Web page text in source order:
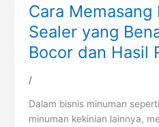
Cara Memasang
Sealer yang
Bocor dan Hasil
/
Dalam bisnis minuman
minuman kekinian lainnya,